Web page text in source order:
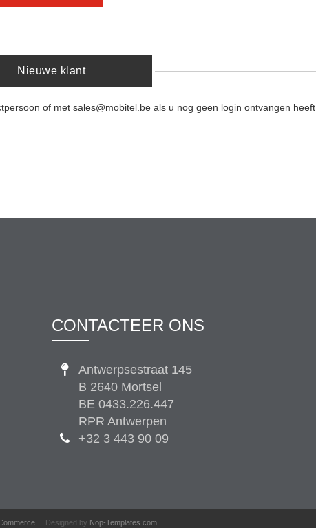
Nieuwe klant
of met sales@mobitel.be als u nog geen login ontvangen heeft.
CONTACTEER ONS
Antwerpsestraat 145
B 2640 Mortsel
BE 0433.226.447
RPR Antwerpen
+32 3 443 90 09
Designed by Nop-Templates.com